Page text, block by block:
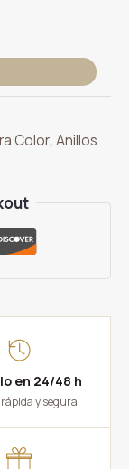
Color,Anillos
en 24/48 h
y segura